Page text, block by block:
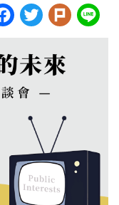
目活動官網
Facebook
Twitter